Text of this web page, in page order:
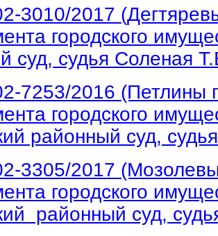
3010/2017
городского
суд, судья Соленая
7253/2016 (Петлины
городского
районный суд,
3305/2017
городского
районный суд,